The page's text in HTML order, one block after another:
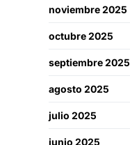
noviembre 2025
octubre 2025
septiembre 2025
agosto 2025
julio 2025
junio 2025